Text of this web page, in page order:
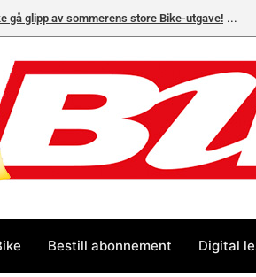
gå glipp av sommerens store Bike-utgave!
Bestill abonnement Digital